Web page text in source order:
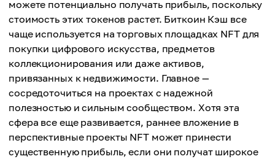
можете потенциально получать прибыль, поскольку
стоимость этих токенов растет. Биткоин Кэш все
чаще используется на торговых площадках NFT для
покупки цифрового искусства, предметов
коллекционирования или даже активов,
привязанных к недвижимости. Главное —
сосредоточиться на проектах с надежной
полезностью и сильным сообществом. Хотя эта
сфера все еще развивается, раннее вложение в
перспективные проекты NFT может принести
существенную прибыль, если они получат широкое